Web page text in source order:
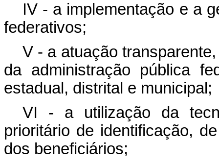
IV - a implementação e a
federativos;
V - a atuação
da administração pública
estadual, distrital e municipal;
VI - a utilização da
prioritário de identificação,
dos beneficiários;